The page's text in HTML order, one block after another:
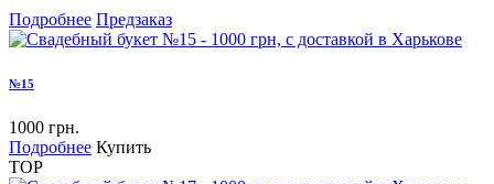
Подробнее Предзаказ
№15
1000 грн.
Подробнее Купить
TOP